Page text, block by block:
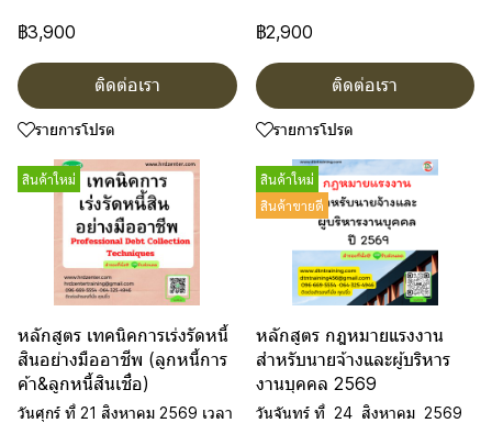
฿3,900
ติดต่อเรา
รายการโปรด
฿2,900
ติดต่อเรา
รายการโปรด
สินค้าใหม่
หลักสูตร เทคนิคการเร่งรัดหนี้
สินอย่างมืออาชีพ (ลูกหนี้การ
ค้า&ลูกหนี้สินเชื่อ)
วันศุกร์ ที่ 21 สิงหาคม 2569 เวลา
สินค้าใหม่
สินค้าขายดี
หลักสูตร กฎหมายแรงงาน
สำหรับนายจ้างและผู้บริหาร
งานบุคคล 2569
วันจันทร์ ที่ 24 สิงหาคม 2569